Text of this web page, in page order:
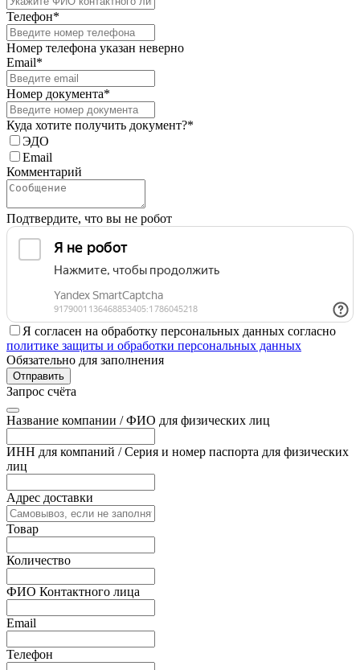
Телефон*
Номер телефона указан неверно
Email*
Номер документа*
Куда хотите получить документ?*
ЭДО
Email
Комментарий
Подтвердите, что вы не робот
Я согласен на обработку персональных данных согласно
политике защиты и обработки персональных данных
Обязательно для заполнения
Отправить
Запрос счёта
Название компании / ФИО для физических лиц
ИНН для компаний / Серия и номер паспорта для физических
лиц
Адрес доставки
Товар
Количество
ФИО Контактного лица
Email
Телефон